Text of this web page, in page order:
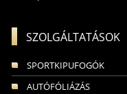
SZOLGÁLTATÁSOK
SPORTKIPUFOGÓK
AUTÓFÓLIÁZÁS